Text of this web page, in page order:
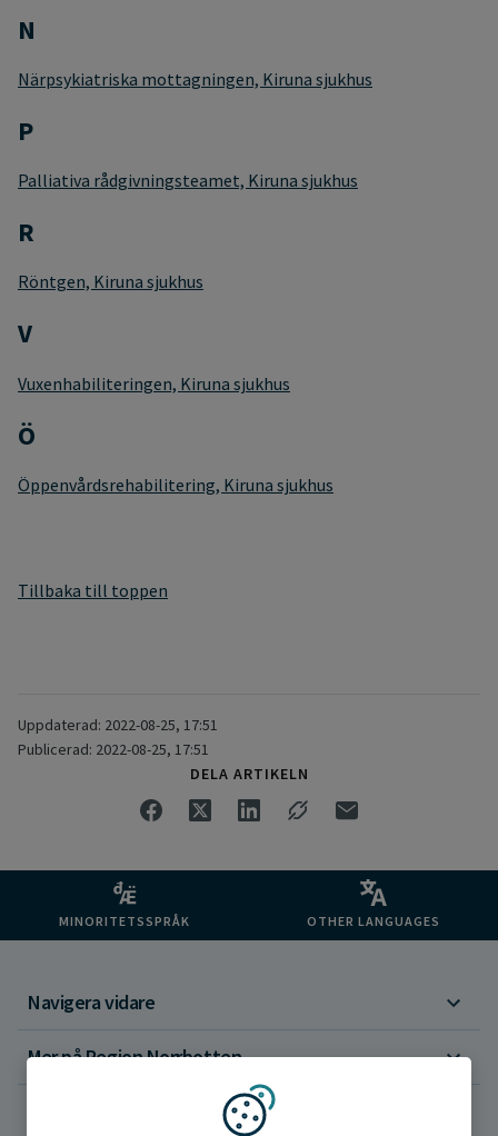
N
Närpsykiatriska mottagningen, Kiruna sjukhus
P
Palliativa rådgivningsteamet, Kiruna sjukhus
R
Röntgen, Kiruna sjukhus
V
Vuxenhabiliteringen, Kiruna sjukhus
Ö
Öppenvårdsrehabilitering, Kiruna sjukhus
Tillbaka till toppen
Uppdaterad: 2022-08-25, 17:51
Publicerad: 2022-08-25, 17:51
DELA ARTIKELN
MINORITETSSPRÅK OTHER LANGUAGES
Navigera vidare
Mer på Region Norrbotten
Vi använder kakor